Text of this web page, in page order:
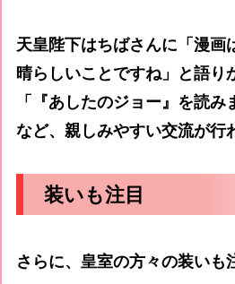
天皇陛下はちばさんに「漫画
晴らしいことですね」と語り
「『あしたのジョー』を読
など、親しみやすい交流が行
装いも注目
さらに、皇室の方々の装いも